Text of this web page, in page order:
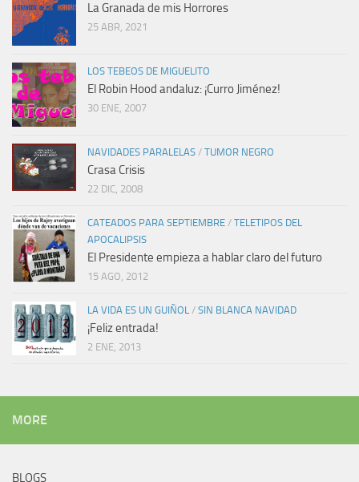
La Granada de mis Horrores
25 ABR, 2021
LOS TEBEOS DE MIGUELITO
El Robin Hood andaluz: ¡Curro Jiménez!
30 ENE, 2007
NAVIDADES PARALELAS / TUMOR NEGRO
Crasa Crisis
22 DIC, 2008
CATEADOS PARA SEPTIEMBRE / TELETIPOS DEL
APOCALIPSIS
El Presidente empieza a hablar claro del futuro
15 AGO, 2012
LA VIDA ES UN GUIÑOL / SIN BLANCA NAVIDAD
¡Feliz entrada!
2 ENE, 2013
MORE
BLOGS